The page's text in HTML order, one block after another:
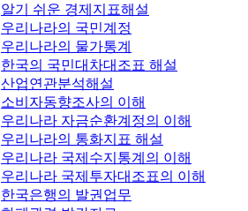
알기 쉬운 경제지표해설
우리나라의 국민계정
우리나라의 물가통계
한국의 국민대차대조표 해설
산업연관분석해설
소비자동향조사의 이해
우리나라 자금순환계정의 이해
우리나라의 통화지표 해설
우리나라 국제수지통계의 이해
우리나라 국제투자대조표의 이해
한국은행의 발권업무